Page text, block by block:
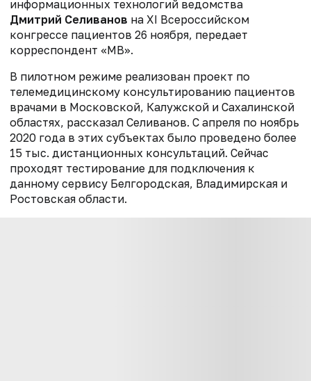
информационных технологий ведомства
Дмитрий Селиванов на XI Всероссийском
конгрессе пациентов 26 ноября, передает
корреспондент «МВ».
В пилотном режиме реализован проект по
телемедицинскому консультированию пациентов
врачами в Московской, Калужской и Сахалинской
областях, рассказал Селиванов. С апреля по ноябрь
2020 года в этих субъектах было проведено более
15 тыс. дистанционных консультаций. Сейчас
проходят тестирование для подключения к
данному сервису Белгородская, Владимирская и
Ростовская области.